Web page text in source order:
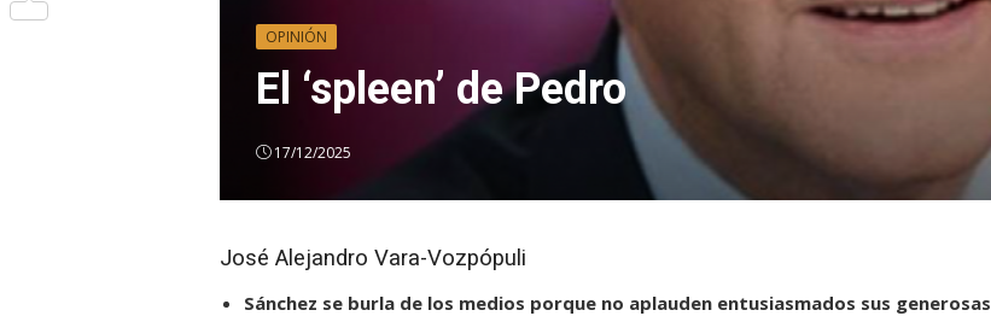
OPINIÓN
El ‘spleen’ de Pedro
17/12/2025
José Alejandro Vara-Vozpópuli
Sánchez se burla de los medios porque no aplauden entusiasmados sus generosas
Compartir